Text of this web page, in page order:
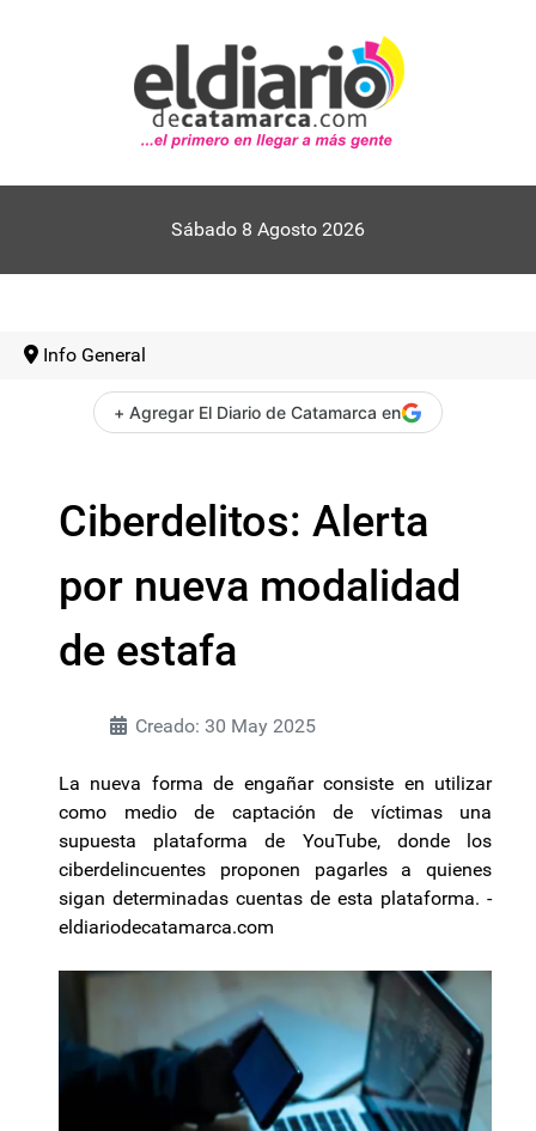
Sábado 8 Agosto 2026
Info General
+ Agregar El Diario de Catamarca en
Ciberdelitos: Alerta
por nueva modalidad
de estafa
Creado: 30 May 2025
La nueva forma de engañar consiste en utilizar
como medio de captación de víctimas una
supuesta plataforma de YouTube, donde los
ciberdelincuentes proponen pagarles a quienes
sigan determinadas cuentas de esta plataforma. -
eldiariodecatamarca.com